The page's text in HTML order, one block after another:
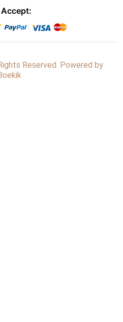
Accept:
Reserved. Powered by